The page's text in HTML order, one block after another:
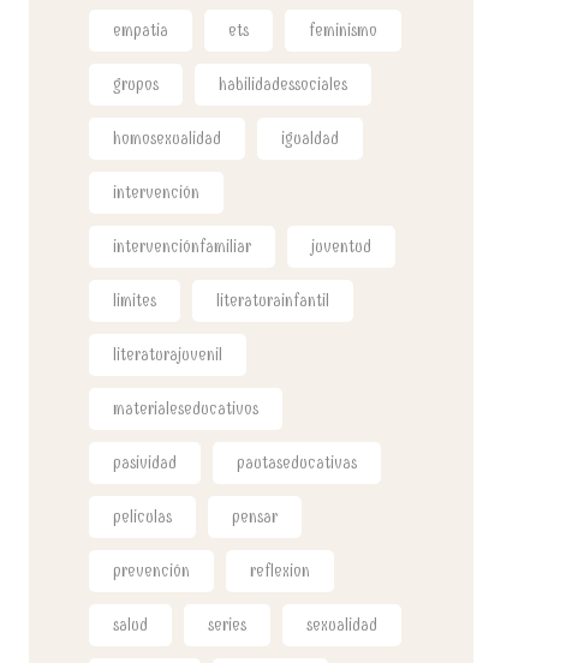
empatia ets feminismo
grupos habilidadessociales
homosexualidad igualdad
intervención
intervenciónfamiliar juventud
limites literaturainfantil
literaturajuvenil
materialeseducativos
pasividad pautaseducativas
peliculas pensar
prevención reflexion
salud series sexualidad